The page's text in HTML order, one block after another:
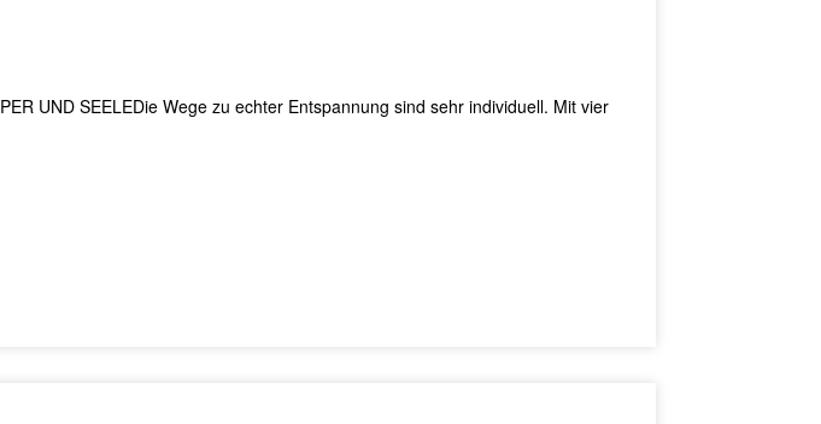
UND SEELEDie Wege zu echter Entspannung sind sehr individuell. Mit vier